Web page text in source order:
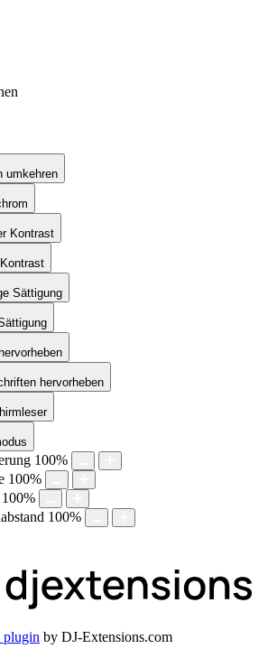
umkehren
Kontrast
Sättigung
hervorheben
100%
100%
100%
100%
plugin by DJ-Extensions.com